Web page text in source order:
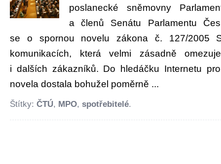
poslanecké sněmovny
a členů Senátu Parlamentu
se o spornou novelu zákona č. 127/2005
komunikacích, která velmi zásadně
i dalších zákazníků. Do hledáčku Internetu
novela dostala bohužel poměrně ...
Štítky: ČTÚ, MPO, spotřebitelé.